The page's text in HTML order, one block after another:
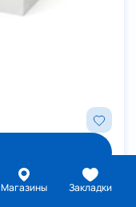
Магазины Закладки